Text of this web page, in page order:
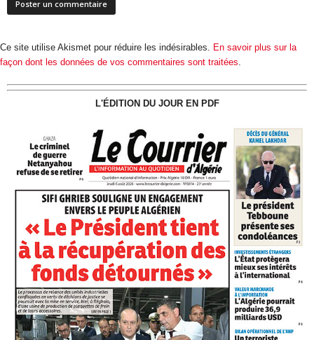
Ce site utilise Akismet pour réduire les indésirables. En savoir plus sur la
façon dont les données de vos commentaires sont traitées
L'ÉDITION DU JOUR EN PDF